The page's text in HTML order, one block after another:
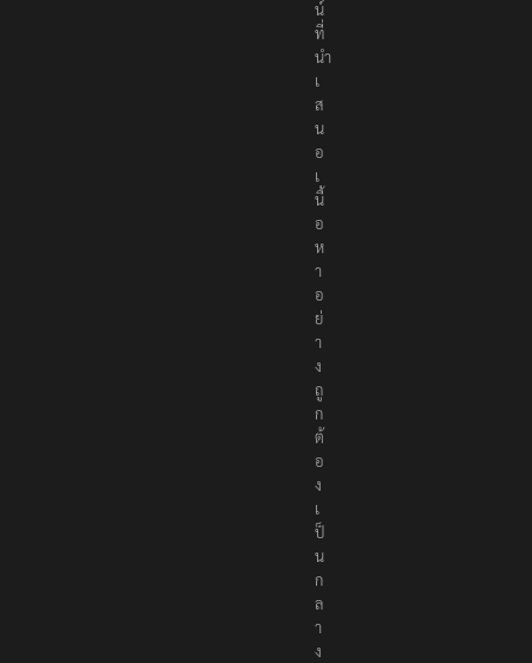
น์
ที่
นำ
เ
ส
น
อ
เ
นื้
อ
ห
า
อ
ย่
า
ง
ถู
ก
ต้
อ
ง
เ
ป็
น
ก
ล
า
ง